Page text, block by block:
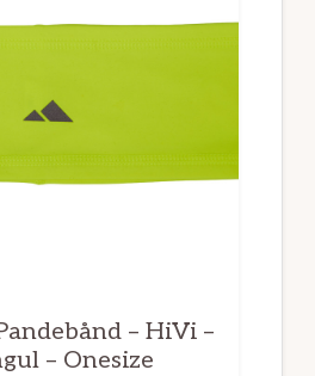
– HiVi –
– Onesize